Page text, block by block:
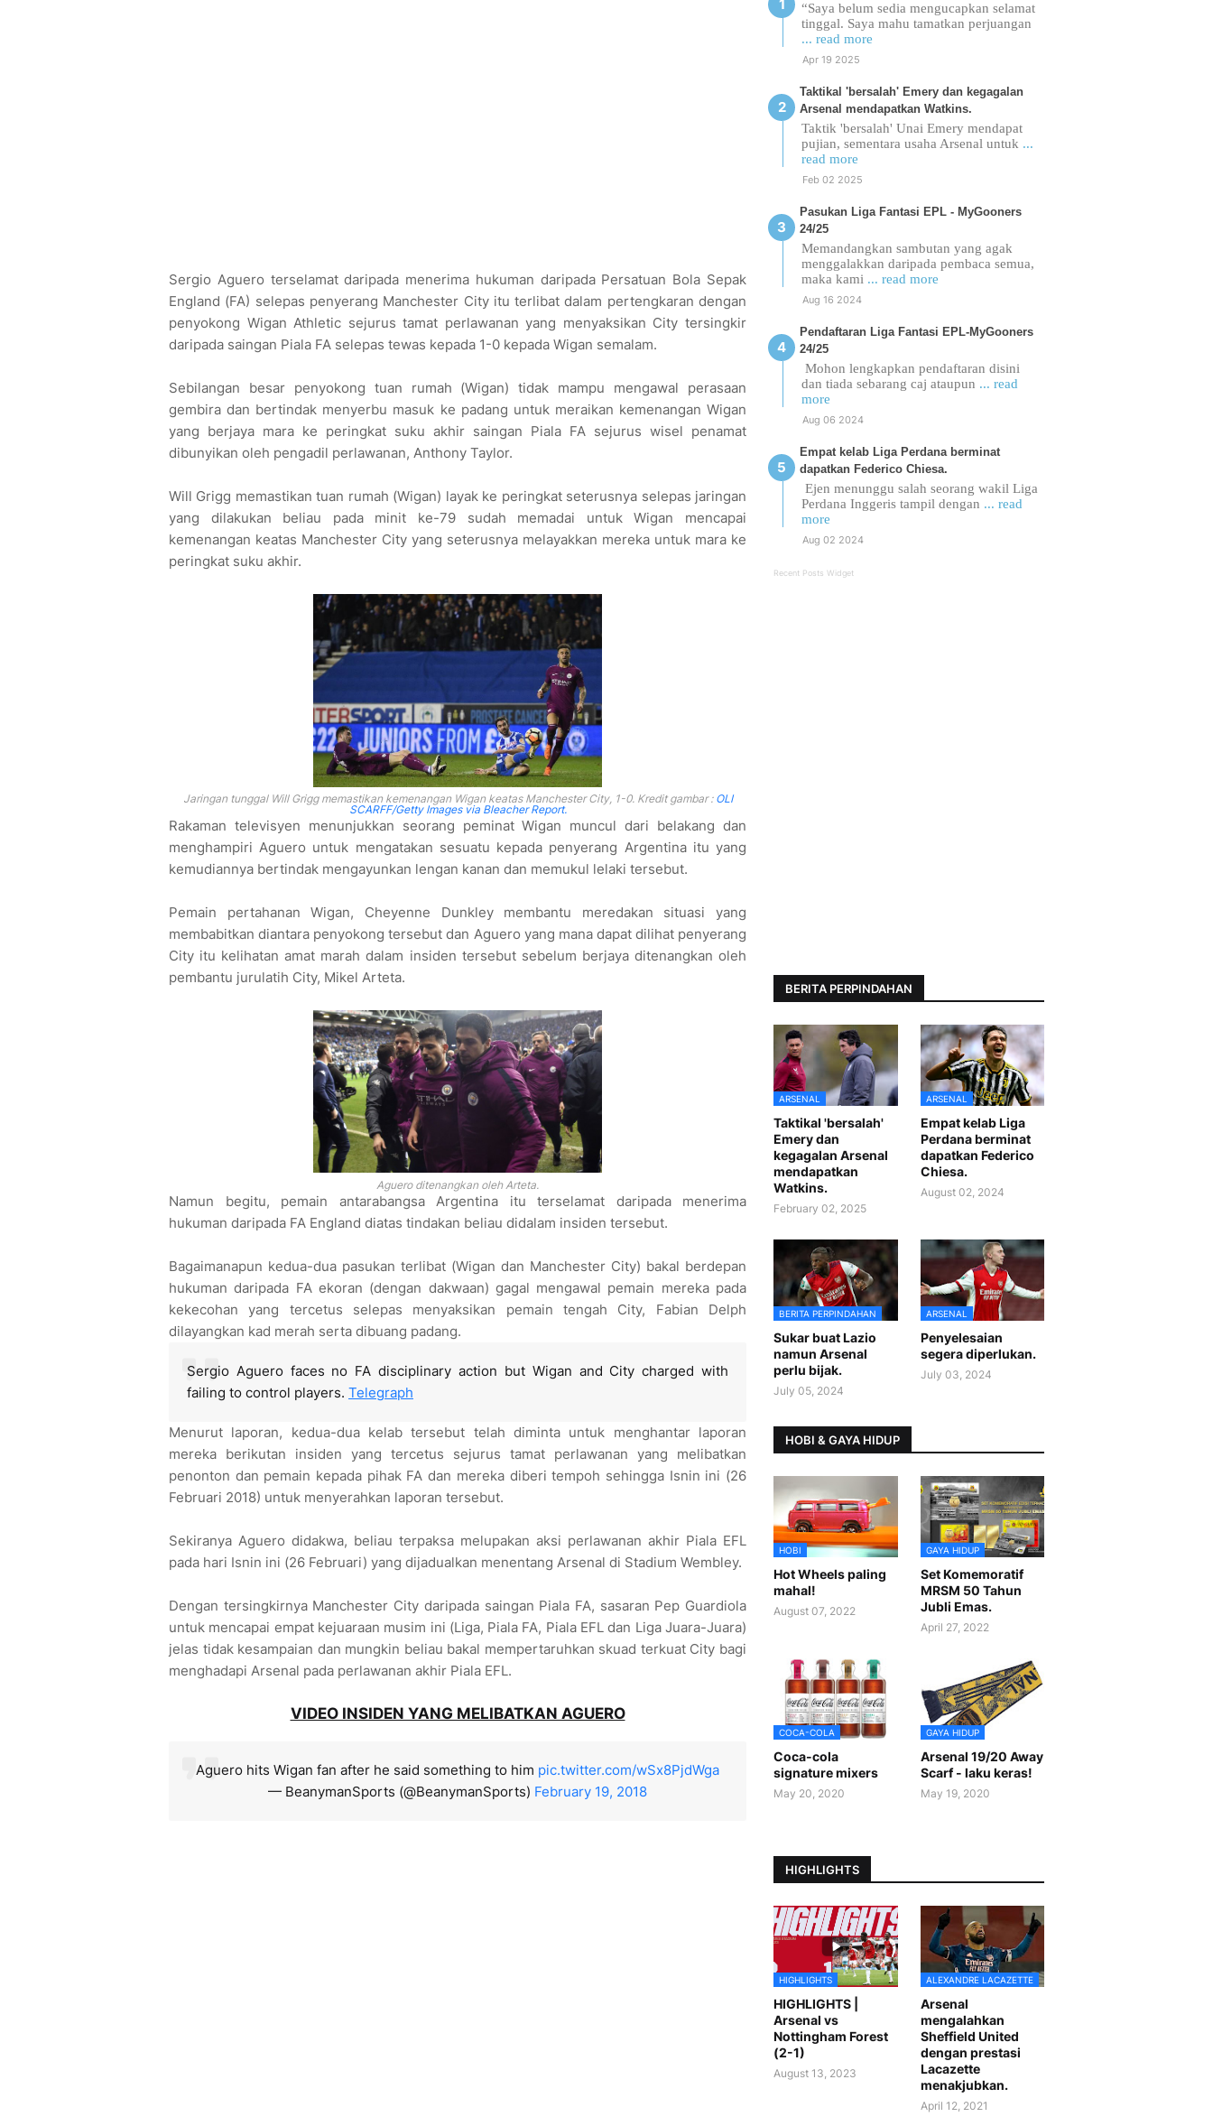
Sergio Aguero terselamat daripada menerima hukuman daripada Persatuan Bola Sepak
England (FA) selepas penyerang Manchester City itu terlibat dalam pertengkaran dengan
penyokong Wigan Athletic sejurus tamat perlawanan yang menyaksikan City tersingkir
daripada saingan Piala FA selepas tewas kepada 1-0 kepada Wigan semalam.
Sebilangan besar penyokong tuan rumah (Wigan) tidak mampu mengawal perasaan
gembira dan bertindak menyerbu masuk ke padang untuk meraikan kemenangan Wigan
yang berjaya mara ke peringkat suku akhir saingan Piala FA sejurus wisel penamat
dibunyikan oleh pengadil perlawanan, Anthony Taylor.
Will Grigg memastikan tuan rumah (Wigan) layak ke peringkat seterusnya selepas jaringan
yang dilakukan beliau pada minit ke-79 sudah memadai untuk Wigan mencapai
kemenangan keatas Manchester City yang seterusnya melayakkan mereka untuk mara ke
peringkat suku akhir.
Jaringan tunggal Will Grigg memastikan kemenangan Wigan keatas Manchester City, 1-0. Kredit gambar : OLI
SCARFF/Getty Images via Bleacher Report.
Rakaman televisyen menunjukkan seorang peminat Wigan muncul dari belakang dan
menghampiri Aguero untuk mengatakan sesuatu kepada penyerang Argentina itu yang
kemudiannya bertindak mengayunkan lengan kanan dan memukul lelaki tersebut.
Pemain pertahanan Wigan, Cheyenne Dunkley membantu meredakan situasi yang
membabitkan diantara penyokong tersebut dan Aguero yang mana dapat dilihat penyerang
City itu kelihatan amat marah dalam insiden tersebut sebelum berjaya ditenangkan oleh
pembantu jurulatih City, Mikel Arteta.
Aguero ditenangkan oleh Arteta.
Namun begitu, pemain antarabangsa Argentina itu terselamat daripada menerima
hukuman daripada FA England diatas tindakan beliau didalam insiden tersebut.
Bagaimanapun kedua-dua pasukan terlibat (Wigan dan Manchester City) bakal berdepan
hukuman daripada FA ekoran (dengan dakwaan) gagal mengawal pemain mereka pada
kekecohan yang tercetus selepas menyaksikan pemain tengah City, Fabian Delph
dilayangkan kad merah serta dibuang padang.
Sergio Aguero faces no FA disciplinary action but Wigan and City charged with
failing to control players. Telegraph
Menurut laporan, kedua-dua kelab tersebut telah diminta untuk menghantar laporan
mereka berikutan insiden yang tercetus sejurus tamat perlawanan yang melibatkan
penonton dan pemain kepada pihak FA dan mereka diberi tempoh sehingga Isnin ini (26
Februari 2018) untuk menyerahkan laporan tersebut.
Sekiranya Aguero didakwa, beliau terpaksa melupakan aksi perlawanan akhir Piala EFL
pada hari Isnin ini (26 Februari) yang dijadualkan menentang Arsenal di Stadium Wembley.
Dengan tersingkirnya Manchester City daripada saingan Piala FA, sasaran Pep Guardiola
untuk mencapai empat kejuaraan musim ini (Liga, Piala FA, Piala EFL dan Liga Juara-Juara)
jelas tidak kesampaian dan mungkin beliau bakal mempertaruhkan skuad terkuat City bagi
menghadapi Arsenal pada perlawanan akhir Piala EFL.
VIDEO INSIDEN YANG MELIBATKAN AGUERO
Aguero hits Wigan fan after he said something to him pic.twitter.com/wSx8PjdWga
— BeanymanSports (@BeanymanSports) February 19, 2018
“Saya belum sedia mengucapkan selamat
tinggal. Saya mahu tamatkan perjuangan
... read more
Apr 19 2025
Taktikal 'bersalah' Emery dan kegagalan
Arsenal mendapatkan Watkins.
Taktik 'bersalah' Unai Emery mendapat
pujian, sementara usaha Arsenal untuk ...
read more
Feb 02 2025
Pasukan Liga Fantasi EPL - MyGooners
24/25
Memandangkan sambutan yang agak
menggalakkan daripada pembaca semua,
maka kami ... read more
Aug 16 2024
Pendaftaran Liga Fantasi EPL-MyGooners
24/25
Mohon lengkapkan pendaftaran disini
dan tiada sebarang caj ataupun ... read
more
Aug 06 2024
Empat kelab Liga Perdana berminat
dapatkan Federico Chiesa.
Ejen menunggu salah seorang wakil Liga
Perdana Inggeris tampil dengan ... read
more
Aug 02 2024
Recent Posts Widget
BERITA PERPINDAHAN
ARSENAL
Taktikal 'bersalah'
Emery dan
kegagalan Arsenal
mendapatkan
Watkins.
February 02, 2025
ARSENAL
Empat kelab Liga
Perdana berminat
dapatkan Federico
Chiesa.
August 02, 2024
BERITA PERPINDAHAN
Sukar buat Lazio
namun Arsenal
perlu bijak.
July 05, 2024
ARSENAL
Penyelesaian
segera diperlukan.
July 03, 2024
HOBI & GAYA HIDUP
HOBI
Hot Wheels paling
mahal!
August 07, 2022
GAYA HIDUP
Set Komemoratif
MRSM 50 Tahun
Jubli Emas.
April 27, 2022
COCA-COLA
Coca-cola
signature mixers
May 20, 2020
GAYA HIDUP
Arsenal 19/20 Away
Scarf - laku keras!
May 19, 2020
HIGHLIGHTS
HIGHLIGHTS
HIGHLIGHTS |
Arsenal vs
Nottingham Forest
(2-1)
August 13, 2023
ALEXANDRE LACAZETTE
Arsenal
mengalahkan
Sheffield United
dengan prestasi
Lacazette
menakjubkan.
April 12, 2021